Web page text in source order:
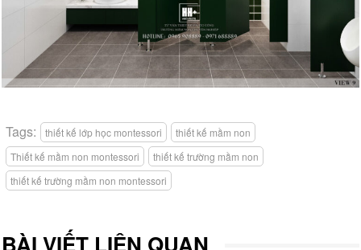
Tags: thiết kế lớp học montessori
thiết kế mầm non
Thiết kế mầm non montessori
thiết kế trường mầm non
thiết kế trường mầm non montessori